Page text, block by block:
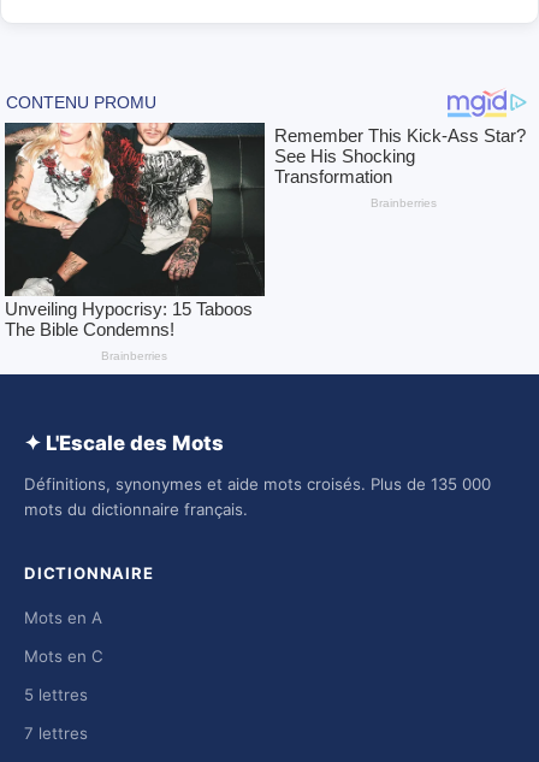
✦ L'Escale des Mots
Définitions, synonymes et aide mots croisés. Plus de 135 000
mots du dictionnaire français.
DICTIONNAIRE
Mots en A
Mots en C
5 lettres
7 lettres